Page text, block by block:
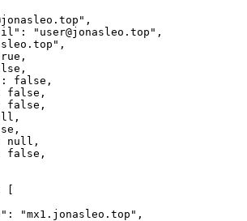
"user@jonasleo.top",
false,
false,
false,
null,
false,
[
"mx1.jonasleo.top",